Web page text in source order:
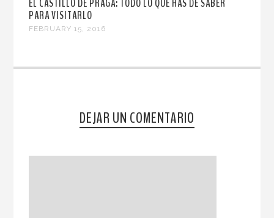
PARA VISITARLO
FEBRUARY 15, 2016
DEJAR UN COMENTARIO